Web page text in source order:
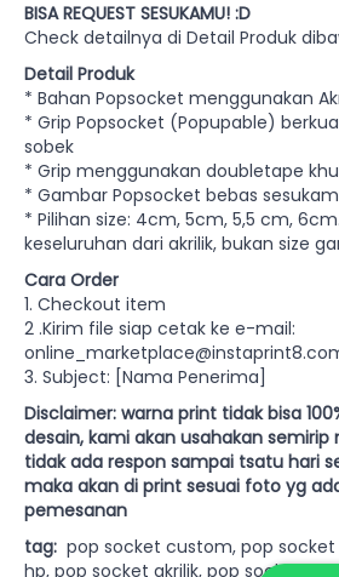
BISA REQUEST SESUKAMU! :D
Check detailnya di Detail Produk
Detail Produk
* Bahan Popsocket menggunakan
* Grip Popsocket (Popupable)
sobek
* Grip menggunakan doubletape
* Gambar Popsocket bebas
* Pilihan size: 4cm, 5cm, 5,5 cm,
keseluruhan dari akrilik, bukan size
Cara Order
1. Checkout item
2 .Kirim file siap cetak ke e-mail:
3. Subject: [Nama Penerima]
Disclaimer: warna print tidak bisa
desain, kami akan usahakan semirip
tidak ada respon sampai tsatu hari
maka akan di print sesuai foto yg
pemesanan
tag: pop socket custom, pop
hp, pop socket akrilik, pop socket